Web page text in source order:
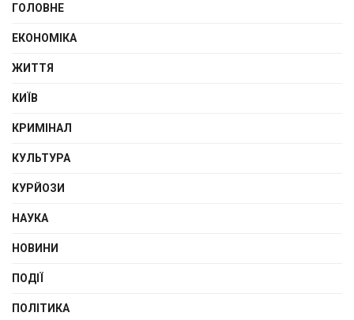
ГОЛОВНЕ
ЕКОНОМІКА
ЖИТТЯ
КИЇВ
КРИМІНАЛ
КУЛЬТУРА
КУРЙОЗИ
НАУКА
НОВИНИ
ПОДІЇ
ПОЛІТИКА